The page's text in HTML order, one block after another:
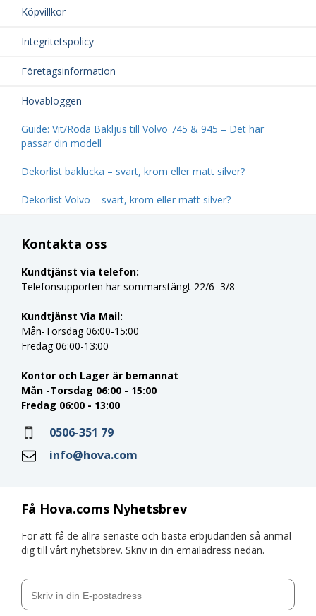
Köpvillkor
Integritetspolicy
Företagsinformation
Hovabloggen
Guide: Vit/Röda Bakljus till Volvo 745 & 945 – Det här
passar din modell
Dekorlist baklucka – svart, krom eller matt silver?
Dekorlist Volvo – svart, krom eller matt silver?
Få Hova.coms Nyhetsbrev
För att få de allra senaste och bästa erbjudanden så anmäl
dig till vårt nyhetsbrev. Skriv in din emailadress nedan.
Kontakta oss
Kundtjänst via telefon:
Telefonsupporten har sommarstängt 22/6–3/8
Kundtjänst Via Mail:
Mån-Torsdag 06:00-15:00
Fredag 06:00-13:00
Kontor och Lager är bemannat
Mån -Torsdag 06:00 - 15:00
Fredag 06:00 - 13:00
0506-351 79
info@hova.com